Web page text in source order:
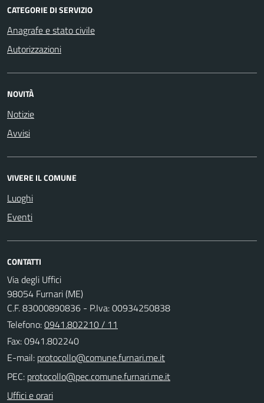
CATEGORIE DI SERVIZIO
Anagrafe e stato civile
Autorizzazioni
NOVITÀ
Notizie
Avvisi
VIVERE IL COMUNE
Luoghi
Eventi
CONTATTI
Via degli Uffici
98054 Furnari (ME)
C.F. 83000890836 - P.Iva: 00934250838
Telefono:0941.802210 / 11
Fax: 0941.802240
E-mail:
PEC:
Uffici e orari